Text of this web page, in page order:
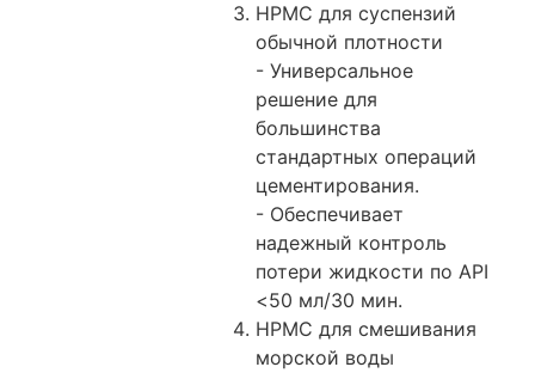
HPMC для суспензий
обычной плотности
- Универсальное
решение для
большинства
стандартных операций
цементирования.
- Обеспечивает
надежный контроль
потери жидкости по API
<50 мл/30 мин.
HPMC для смешивания
морской воды